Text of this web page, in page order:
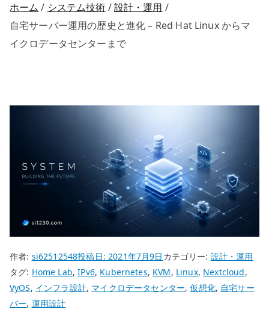
ホーム システム技術
設計・運用
自宅サーバー運用の歴史と進化 – Red Hat Linux からマ
イクロデータセンターまで
作者: si62512548投稿日:2021年7月9日 カテゴリー: 設計・運用
タグ: Home Lab,IPv6, Kubernetes, KVM, Linux, Nextcloud,
VyOS, インフラ設計, マイクロデータセンター,仮想化, 自宅サー
バー, 運用設計